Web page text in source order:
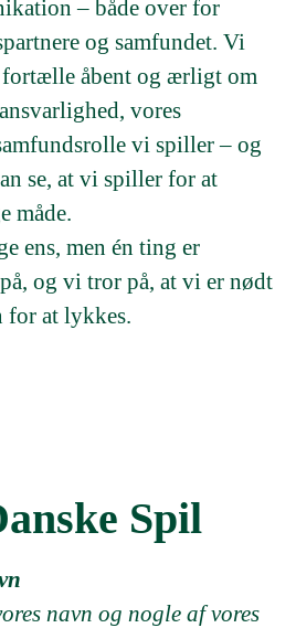
– både over for
og samfundet. Vi
åbent og ærligt om
vores
vi spiller – og
se, at vi spiller for at
måde.
ens, men én ting er
og vi tror på, at vi er nødt
for at lykkes.
Spil
navn og nogle af vores